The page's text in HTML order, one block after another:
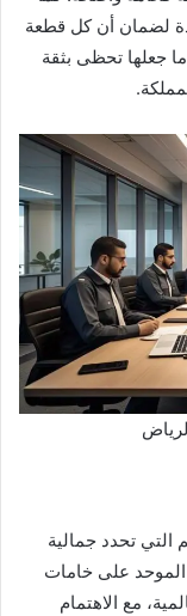
لضمان أن كل قطعة
جعلها تحظى بثقة
التي تحدد جمالية
الموحد على خامات
مع الاهتمام